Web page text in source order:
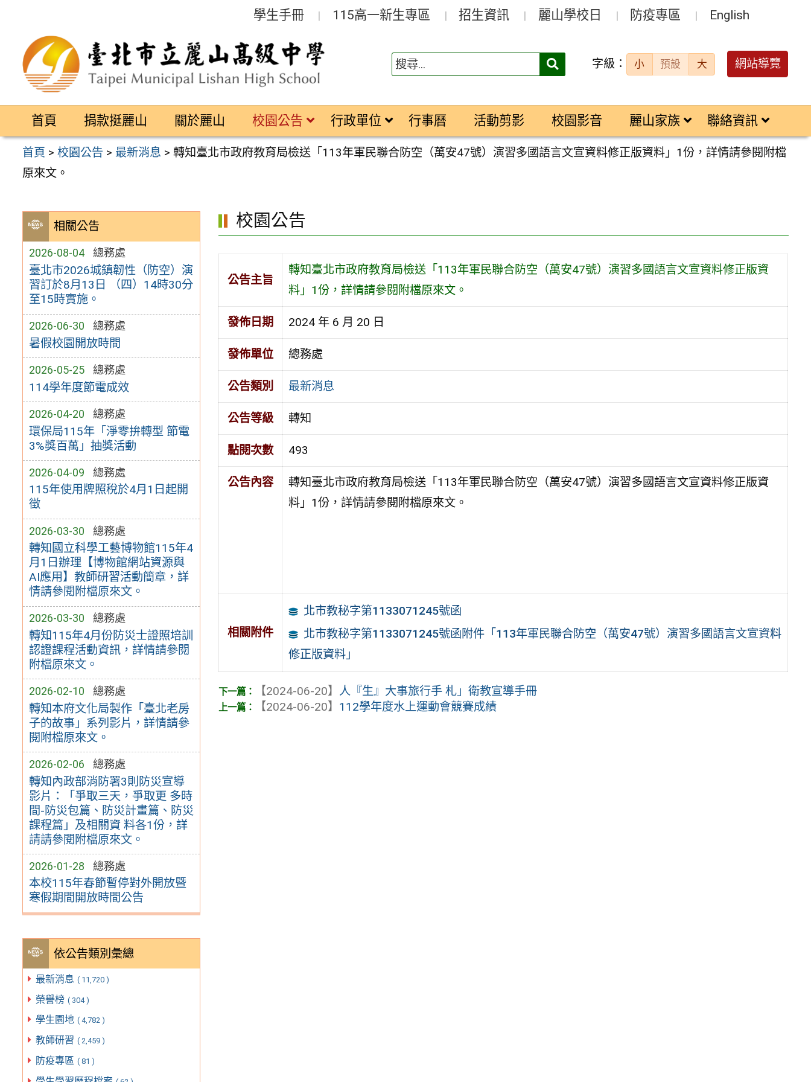
區
學生手冊 115高一新生專區 招生資訊 麗山學校日 防疫專區 English
搜
字級： 小 預設 大 網站導覽
首頁 捐款挺麗山 關於麗山 校園公告 行政單位 行事曆 活動剪影 校園影音 麗山家族 聯絡資訊
首頁 >校園公告 > 最新消息 >轉知臺北市政府教育局檢送「113年軍民聯合防空（萬安47號）演習多國語言文宣資料修正版資料」1份，詳情請參閱附檔
原來文。
相關公告
2026-08-04 總務處
臺北市2026城鎮韌性（防空）演
習訂於8月13日 （四）14時30分
至15時實施。
2026-06-30 總務處
暑假校園開放時間
2026-05-25 總務處
114學年度節電成效
2026-04-20 總務處
環保局115年「淨零拚轉型 節電
3%獎百萬」抽獎活動
2026-04-09 總務處
115年使用牌照稅於4月1日起開
徵
2026-03-30 總務處
轉知國立科學工藝博物館115年4
月1日辦理【博物館網站資源與
AI應用】教師研習活動簡章，詳
情請參閱附檔原來文。
2026-03-30 總務處
轉知115年4月份防災士證照培訓
認證課程活動資訊，詳情請參閱
附檔原來文。
2026-02-10 總務處
轉知本府文化局製作「臺北老房
子的故事」系列影片，詳情請參
閱附檔原來文。
2026-02-06 總務處
轉知內政部消防署3則防災宣導
影片：「爭取三天，爭取更 多時
間-防災包篇、防災計畫篇、防災
課程篇」及相關資 料各1份，詳
請請參閱附檔原來文。
2026-01-28 總務處
本校115年春節暫停對外開放暨
寒假期間開放時間公告
依公告類別彙總
最新消息 ( 11,720 )
榮譽榜 ( 304 )
學生園地 ( 4,782 )
教師研習 ( 2,459 )
防疫專區 ( 81 )
校園公告
公告主旨
轉知臺北市政府教育局檢送「113年軍民聯合防空（萬安47號）演習多國語言文宣資料修正版資
料」1份，詳情請參閱附檔原來文。
發佈日期 2024 年 6 月 20 日
發佈單位 總務處
公告類別 最新消息
公告等級 轉知
點閱次數 493
公告內容
轉知臺北市政府教育局檢送「113年軍民聯合防空（萬安47號）演習多國語言文宣資料修正版資
料」1份，詳情請參閱附檔原來文。
相關附件
北市教秘字第1133071245號函
北市教秘字第1133071245號函附件「113年軍民聯合防空（萬安47號）演習多國語言文宣資料
修正版資料」
【2024-06-20】 人『生』大事旅行手 札」衛教宣導手冊
【2024-06-20】 112學年度水上運動會競賽成績